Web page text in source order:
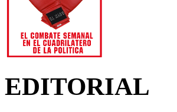
EDITORIAL